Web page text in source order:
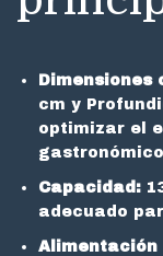
Dimensiones
cm y
optimizar el
Capacidad:
adecuado